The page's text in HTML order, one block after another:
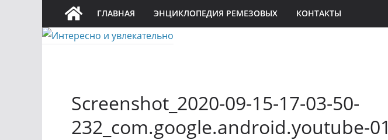
ГЛАВНАЯ ЭНЦИКЛОПЕДИЯ РЕМЕЗОВЫХ КОНТАКТЫ
Screenshot_2020-09-15-17-03-50-
232_com.google.android.youtube-01